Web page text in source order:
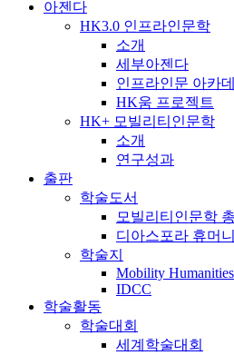
아젠다
HK3.0 인프라인문학
소개
세부아젠다
인프라인문 아카데
HK움 프로젝트
HK+ 모빌리티인문학
소개
연구성과
출판
학술도서
모빌리티인문학
디아스포라 휴머
학술지
Mobility Humanities
IDCC
학술활동
학술대회
세계학술대회